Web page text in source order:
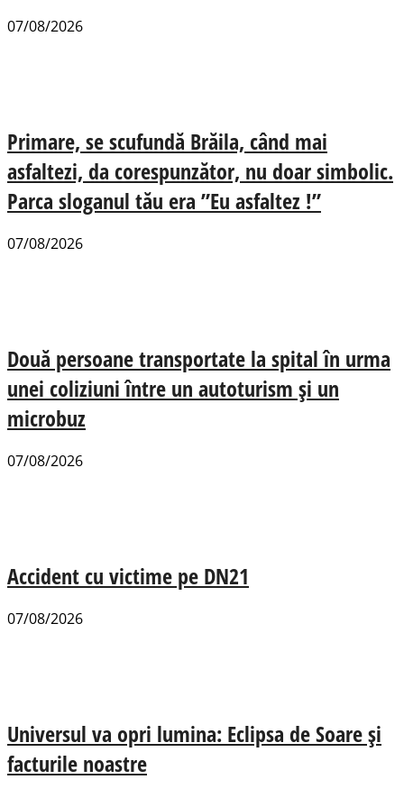
07/08/2026
Primare, se scufundă Brăila, când mai
asfaltezi, da corespunzător, nu doar simbolic.
Parca sloganul tău era ”Eu asfaltez !”
07/08/2026
Două persoane transportate la spital în urma
unei coliziuni între un autoturism și un
microbuz
07/08/2026
Accident cu victime pe DN21
07/08/2026
Universul va opri lumina: Eclipsa de Soare și
facturile noastre